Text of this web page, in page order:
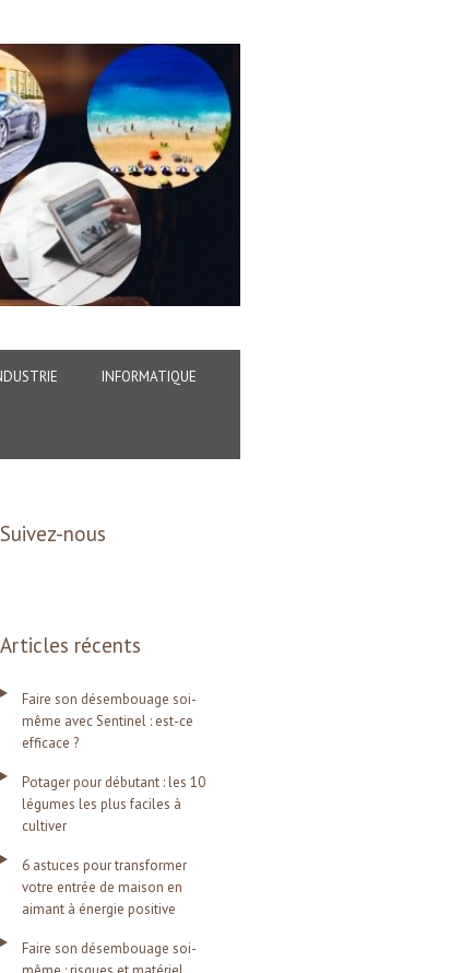
INFORMATIQUE
Suivez-nous
Articles récents
Faire son désembouage soi-
même avec Sentinel : est-ce
efficace ?
Potager pour débutant : les 10
légumes les plus faciles à
cultiver
6 astuces pour transformer
votre entrée de maison en
aimant à énergie positive
Faire son désembouage soi-